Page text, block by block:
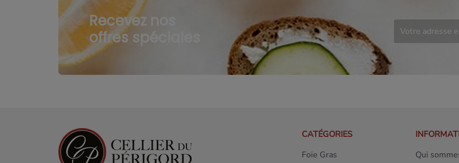
Recevez nos
offres spéciales
CATÉGORIES
Foie Gras
Qui